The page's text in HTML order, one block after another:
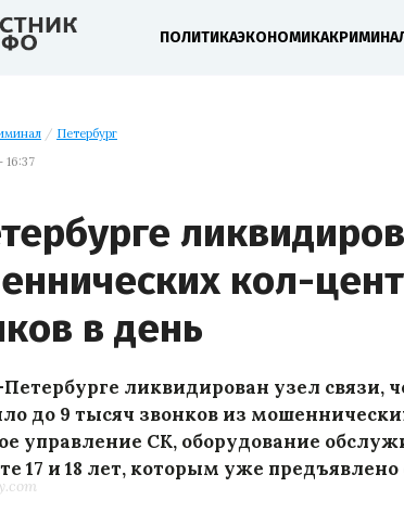
ПОЛИТИКАЭКОНОМИКА
/ Петербург
кол-
в день
ликвидирован узел связи,
до 9 тысяч звонков из
управление СК, оборудование
17 и 18 лет, которым уже